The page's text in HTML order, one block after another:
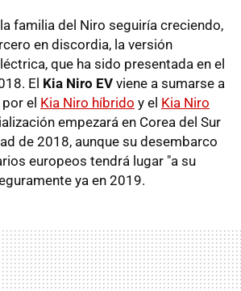
familia del Niro seguiría creciendo,
en discordia, la versión
que ha sido presentada en el
El Kia Niro EV viene a sumarse a
el Kia Niro híbrido y el Kia Niro
empezará en Corea del Sur
de 2018, aunque su desembarco
europeos tendrá lugar "a su
ya en 2019.